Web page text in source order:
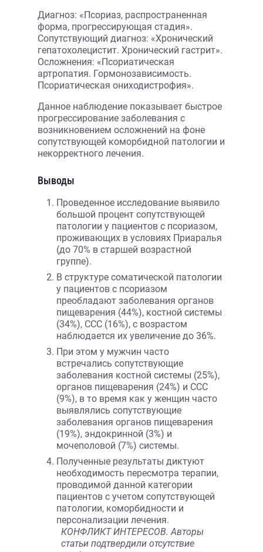
Диагноз: «Псориаз, распространенная
форма, прогрессирующая стадия».
Сопутствующий диагноз: «Хронический
гепатохолецистит. Хронический гастрит».
Осложнения: «Псориатическая
артропатия. Гормонозависимость.
Псориатическая ониходистрофия».
Данное наблюдение показывает быстрое
прогрессирование заболевания с
возникновением осложнений на фоне
сопутствующей коморбидной патологии и
некорректного лечения.
Выводы
Проведенное исследование выявило
большой процент сопутствующей
патологии у пациентов с псориазом,
проживающих в условиях Приаралья
(до 70% в старшей возрастной
группе).
В структуре соматической патологии
у пациентов с псориазом
преобладают заболевания органов
пищеварения (44%), костной системы
(34%), ССС (16%), с возрастом
наблюдается их увеличение до 36%.
При этом у мужчин часто
встречались сопутствующие
заболевания костной системы (25%),
органов пищеварения (24%) и ССС
(9%), в то время как у женщин часто
выявлялись сопутствующие
заболевания органов пищеварения
(19%), эндокринной (3%) и
мочеполовой (7%) системы.
Полученные результаты диктуют
необходимость пересмотра терапии,
проводимой данной категории
пациентов с учетом сопутствующей
патологии, коморбидности и
персонализации лечения.
КОНФЛИКТ ИНТЕРЕСОВ. Авторы
статьи подтвердили отсутствие